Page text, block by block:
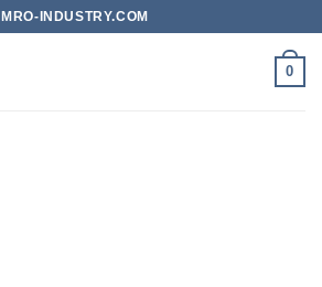
MRO-INDUSTRY.COM
0